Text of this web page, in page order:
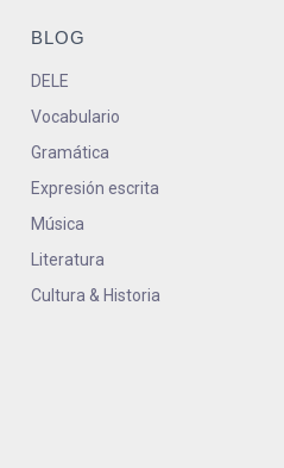
BLOG
DELE
Vocabulario
Gramática
Expresión escrita
Música
Literatura
Cultura & Historia